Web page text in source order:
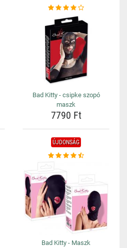
Bad Kitty - csipke szopó
maszk
7790 Ft
ÚJDONSÁG
Bad Kitty - Maszk